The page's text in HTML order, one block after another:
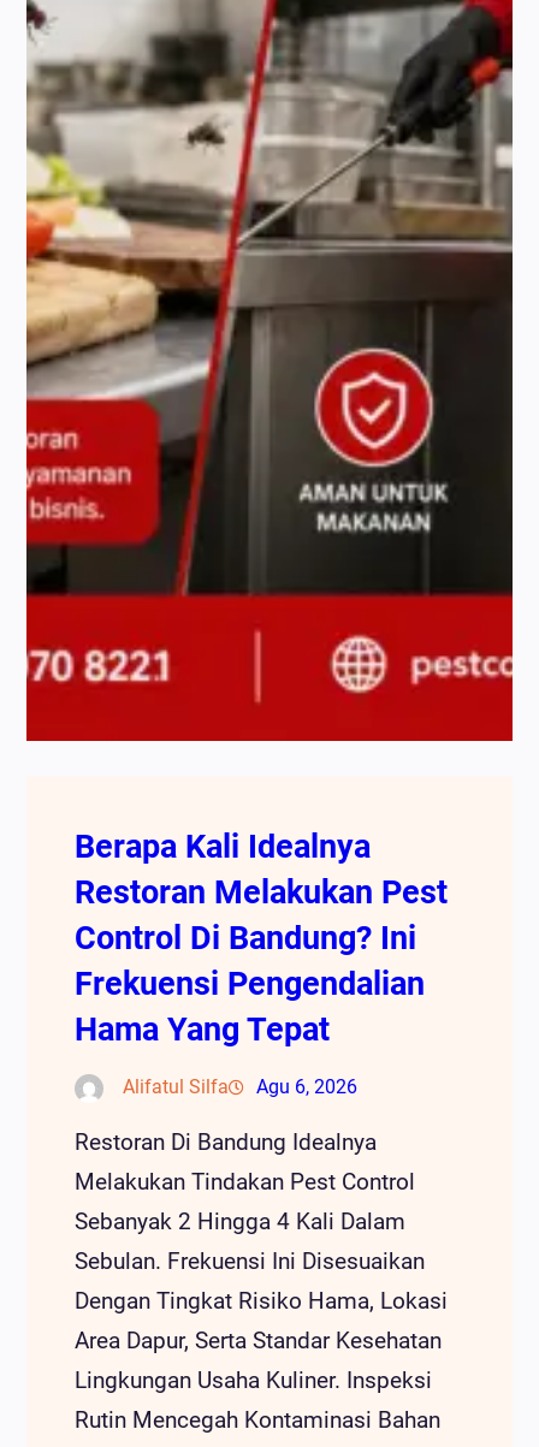
Berapa Kali Idealnya
Restoran Melakukan Pest
Control Di Bandung? Ini
Frekuensi Pengendalian
Hama Yang Tepat
Alifatul Silfa Agu 6, 2026
Restoran Di Bandung Idealnya
Melakukan Tindakan Pest Control
Sebanyak 2 Hingga 4 Kali Dalam
Sebulan. Frekuensi Ini Disesuaikan
Dengan Tingkat Risiko Hama, Lokasi
Area Dapur, Serta Standar Kesehatan
Lingkungan Usaha Kuliner. Inspeksi
Rutin Mencegah Kontaminasi Bahan